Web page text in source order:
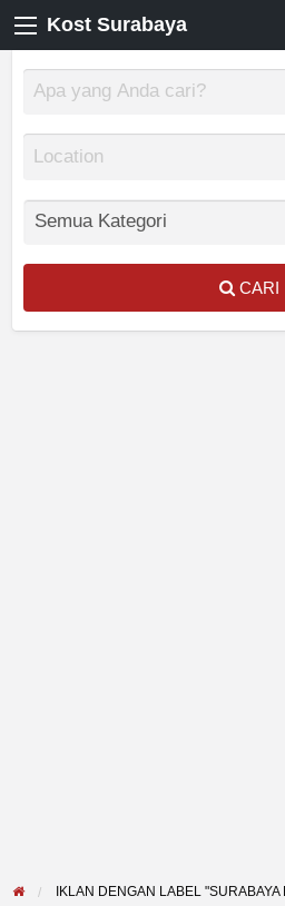
Kost Surabaya
CARI
IKLAN DENGAN LABEL